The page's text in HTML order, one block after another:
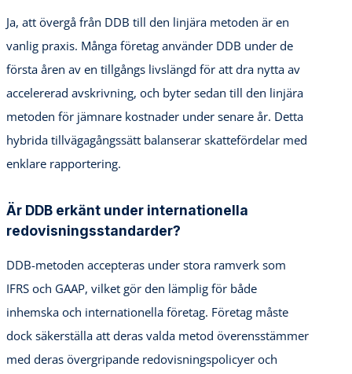
Ja, att övergå från DDB till den linjära metoden är en
vanlig praxis. Många företag använder DDB under de
första åren av en tillgångs livslängd för att dra nytta av
accelererad avskrivning, och byter sedan till den linjära
metoden för jämnare kostnader under senare år. Detta
hybrida tillvägagångssätt balanserar skattefördelar med
enklare rapportering.
Är DDB erkänt under internationella
redovisningsstandarder?
DDB-metoden accepteras under stora ramverk som
IFRS och GAAP, vilket gör den lämplig för både
inhemska och internationella företag. Företag måste
dock säkerställa att deras valda metod överensstämmer
med deras övergripande redovisningspolicyer och